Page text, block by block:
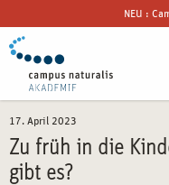
NEU :
17. April 2023
Zu früh in die
gibt es?